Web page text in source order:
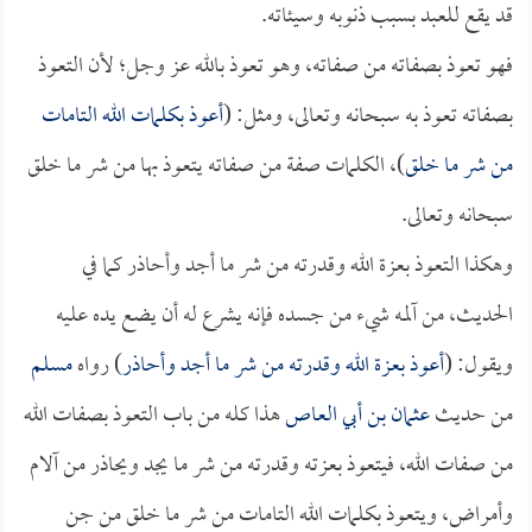
قد يقع للعبد بسبب ذنوبه وسيئاته.
فهو تعوذ بصفاته من صفاته، وهو تعوذ بالله عز وجل؛ لأن التعوذ
بصفاته تعوذ به سبحانه وتعالى، ومثل: (أعوذ بكلمات الله التامات
من شر ما خلق)، الكلمات صفة من صفاته يتعوذ بها من شر ما خلق
سبحانه وتعالى.
وهكذا التعوذ بعزة الله وقدرته من شر ما أجد وأحاذر كما في
الحديث، من آلمه شيء من جسده فإنه يشرع له أن يضع يده عليه
ويقول: (أعوذ بعزة الله وقدرته من شر ما أجد وأحاذر) رواهمسلم
من حديثعثمان بن أبي العاصهذا كله من باب التعوذ بصفات الله
من صفات الله، فيتعوذ بعزته وقدرته من شر ما يجد ويحاذر من آلام
وأمراض، ويتعوذ بكلمات الله التامات من شر ما خلق من جن